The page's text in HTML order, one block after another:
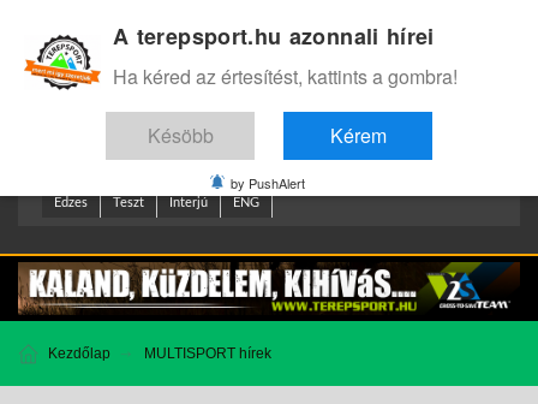
Edzes Teszt Interjú ENG
Kezdőlap MULTISPORT hírek
A terepsport.hu azonnali hírei
Ha kéred az értesítést, kattints a gombra!
Késöbb Kérem
by PushAlert